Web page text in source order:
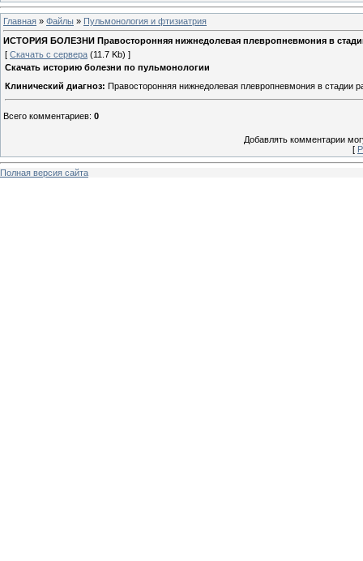
Главная » Файлы » Пульмонология и фтизиатрия
ИСТОРИЯ БОЛЕЗНИ Правосторонняя нижнедолевая плевропневмония в
[ Скачать с сервера (11.7 Kb) ]
Скачать историю болезни по пульмонологии
Клинический диагноз: Правосторонняя нижнедолевая плевропневмония в стадии
Всего комментариев: 0
Добавлять комментарии
[
Полная версия сайта